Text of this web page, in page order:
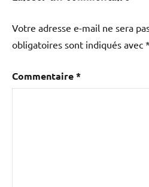
Votre adresse e-mail ne sera
obligatoires sont indiqués avec *
Commentaire*